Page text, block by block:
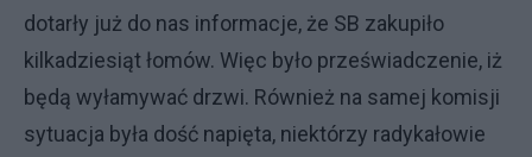
dotarły już do nas informacje, że SB zakupiło
kilkadziesiąt łomów. Więc było przeświadczenie, iż
będą wyłamywać drzwi. Również na samej komisji
sytuacja była dość napięta, niektórzy radykałowie